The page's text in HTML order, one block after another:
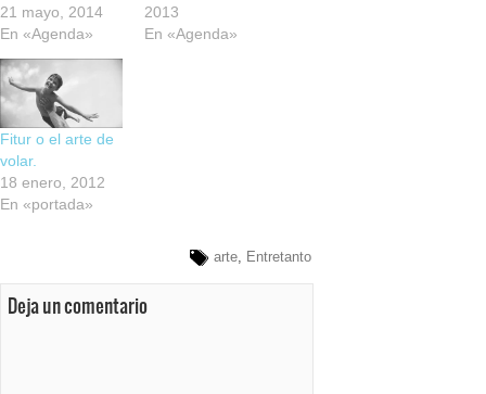
21 mayo, 2014
En «Agenda»
2013
En «Agenda»
Fitur o el arte de
volar.
18 enero, 2012
En «portada»
arte, Entretanto
Deja un comentario